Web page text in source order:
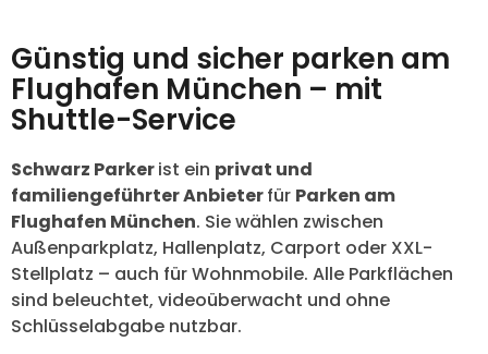
Günstig und sicher parken am
Flughafen München – mit
Shuttle-Service
Schwarz Parkerist ein privat und
familiengeführter Anbieterfür Parken am
Flughafen München. Sie wählen zwischen
Außenparkplatz, Hallenplatz, Carport oder XXL-
Stellplatz – auch für Wohnmobile. Alle Parkflächen
sind beleuchtet, videoüberwacht und ohne
Schlüsselabgabe nutzbar.